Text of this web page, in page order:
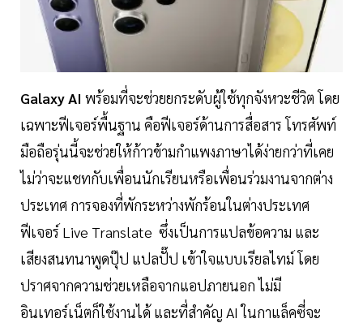
Galaxy AI พร้อมที่จะช่วยยกระดับผู้ใช้ทุกจังหวะชีวิต โดย
เฉพาะฟีเจอร์พื้นฐาน คือฟีเจอร์ด้านการสื่อสาร โทรศัพท์
มือถือรุ่นนี้จะช่วยให้ก้าวข้ามกำแพงภาษาได้ง่ายกว่าที่เคย
ไม่ว่าจะแชทกับเพื่อนนักเรียนหรือเพื่อนร่วมงานจากต่าง
ประเทศ การจองที่พักระหว่างพักร้อนในต่างประเทศ
ฟีเจอร์ Live Translate ซึ่งเป็นการแปลข้อความ และ
เสียงสนทนาพูดปุ๊ป แปลปั๊ป เข้าใจแบบเรียลไทม์ โดย
ปราศจากความช่วยเหลือจากแอปภายนอก ไม่มี
อินเทอร์เน็ตก็ใช้งานได้ และที่สำคัญ AI ในกาแล็คซี่จะ